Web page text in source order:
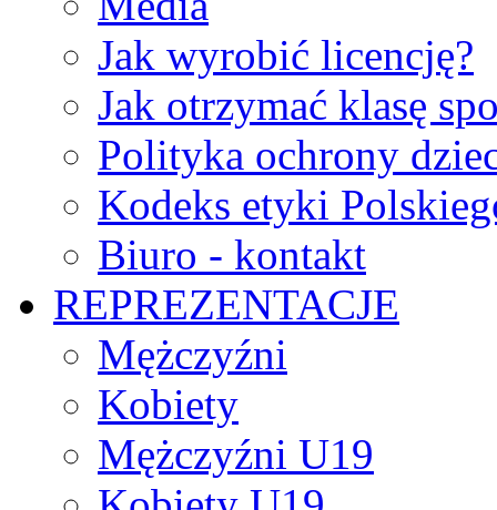
Jak wyrobić licencję?
Jak otrzymać klasę
Polityka ochrony
Kodeks etyki
Biuro - kontakt
REPREZENTACJE
Mężczyźni
Kobiety
Mężczyźni U19